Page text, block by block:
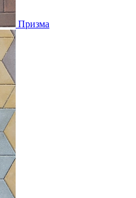
Призма